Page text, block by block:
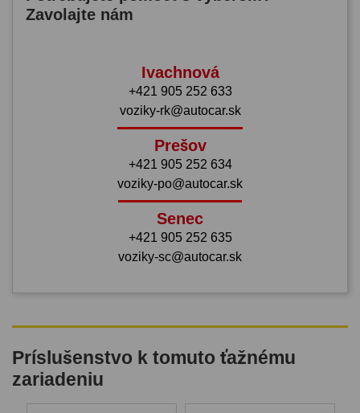
Zavolajte nám
Ivachnová
+421 905 252 633
voziky-rk@autocar.sk
Prešov
+421 905 252 634
voziky-po@autocar.sk
Senec
+421 905 252 635
voziky-sc@autocar.sk
Príslušenstvo k tomuto ťažnému
zariadeniu